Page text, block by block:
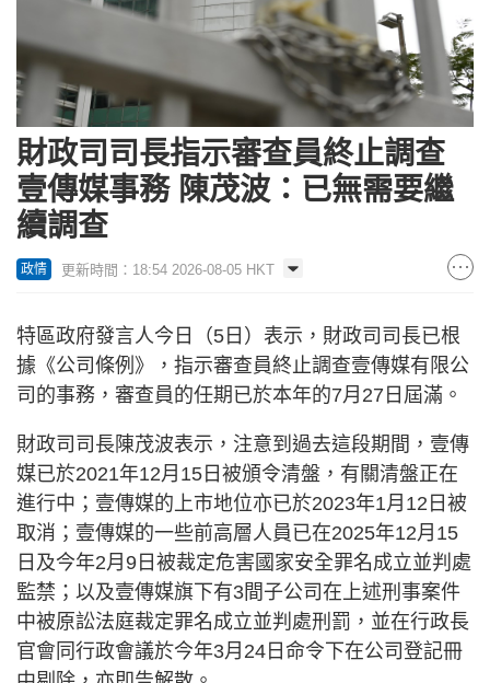
財政司司長指示審查員終止調查
壹傳媒事務 陳茂波：已無需要繼
續調查
政情 更新時間：18:54 2026-08-05 HKT
特區政府發言人今日（5日）表示，財政司司長已根
據《公司條例》，指示審查員終止調查壹傳媒有限公
司的事務，審查員的任期已於本年的7月27日屆滿。
財政司司長陳茂波表示，注意到過去這段期間，壹傳
媒已於2021年12月15日被頒令清盤，有關清盤正在
進行中；壹傳媒的上市地位亦已於2023年1月12日被
取消；壹傳媒的一些前高層人員已在2025年12月15
日及今年2月9日被裁定危害國家安全罪名成立並判處
監禁；以及壹傳媒旗下有3間子公司在上述刑事案件
中被原訟法庭裁定罪名成立並判處刑罰，並在行政長
官會同行政會議於今年3月24日命令下在公司登記冊